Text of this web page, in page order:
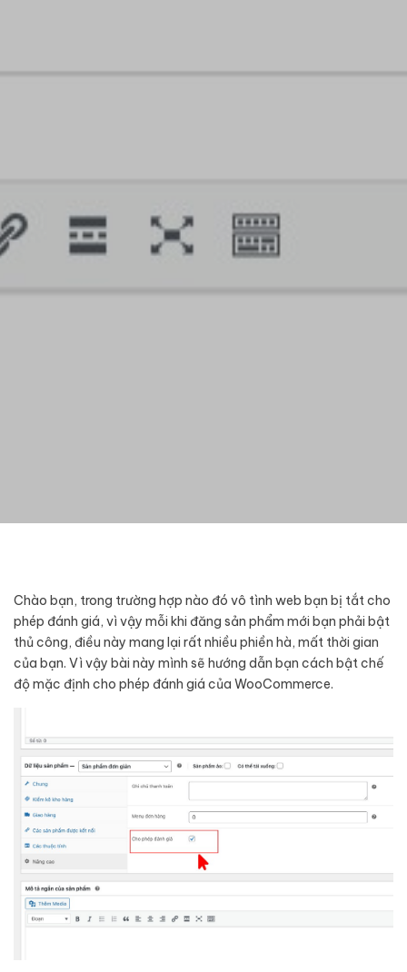
Chào bạn, trong trường hợp nào đó vô tình web bạn bị tắt cho
phép đánh giá, vì vậy mỗi khi đăng sản phẩm mới bạn phải bật
thủ công, điều này mang lại rất nhiều phiền hà, mất thời gian
của bạn. Vì vậy bài này mình sẽ hướng dẫn bạn cách bật chế
độ mặc định cho phép đánh giá của WooCommerce.